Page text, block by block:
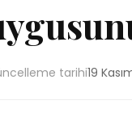
tarihi19